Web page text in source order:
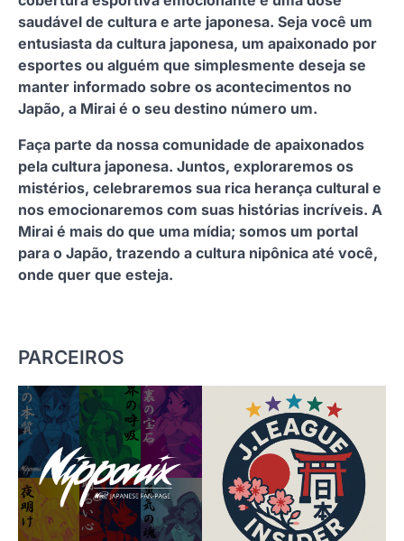
saudável de cultura e arte japonesa. Seja você um
entusiasta da cultura japonesa, um apaixonado por
esportes ou alguém que simplesmente deseja se
manter informado sobre os acontecimentos no
Japão, a Mirai é o seu destino número um.
Faça parte da nossa comunidade de apaixonados
pela cultura japonesa. Juntos, exploraremos os
mistérios, celebraremos sua rica herança cultural e
nos emocionaremos com suas histórias incríveis. A
Mirai é mais do que uma mídia; somos um portal
para o Japão, trazendo a cultura nipônica até você,
onde quer que esteja.
PARCEIROS